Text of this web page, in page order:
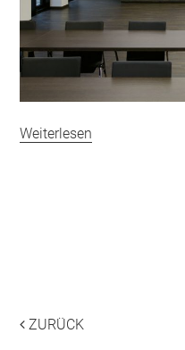
Weiterlesen
ZURÜCK